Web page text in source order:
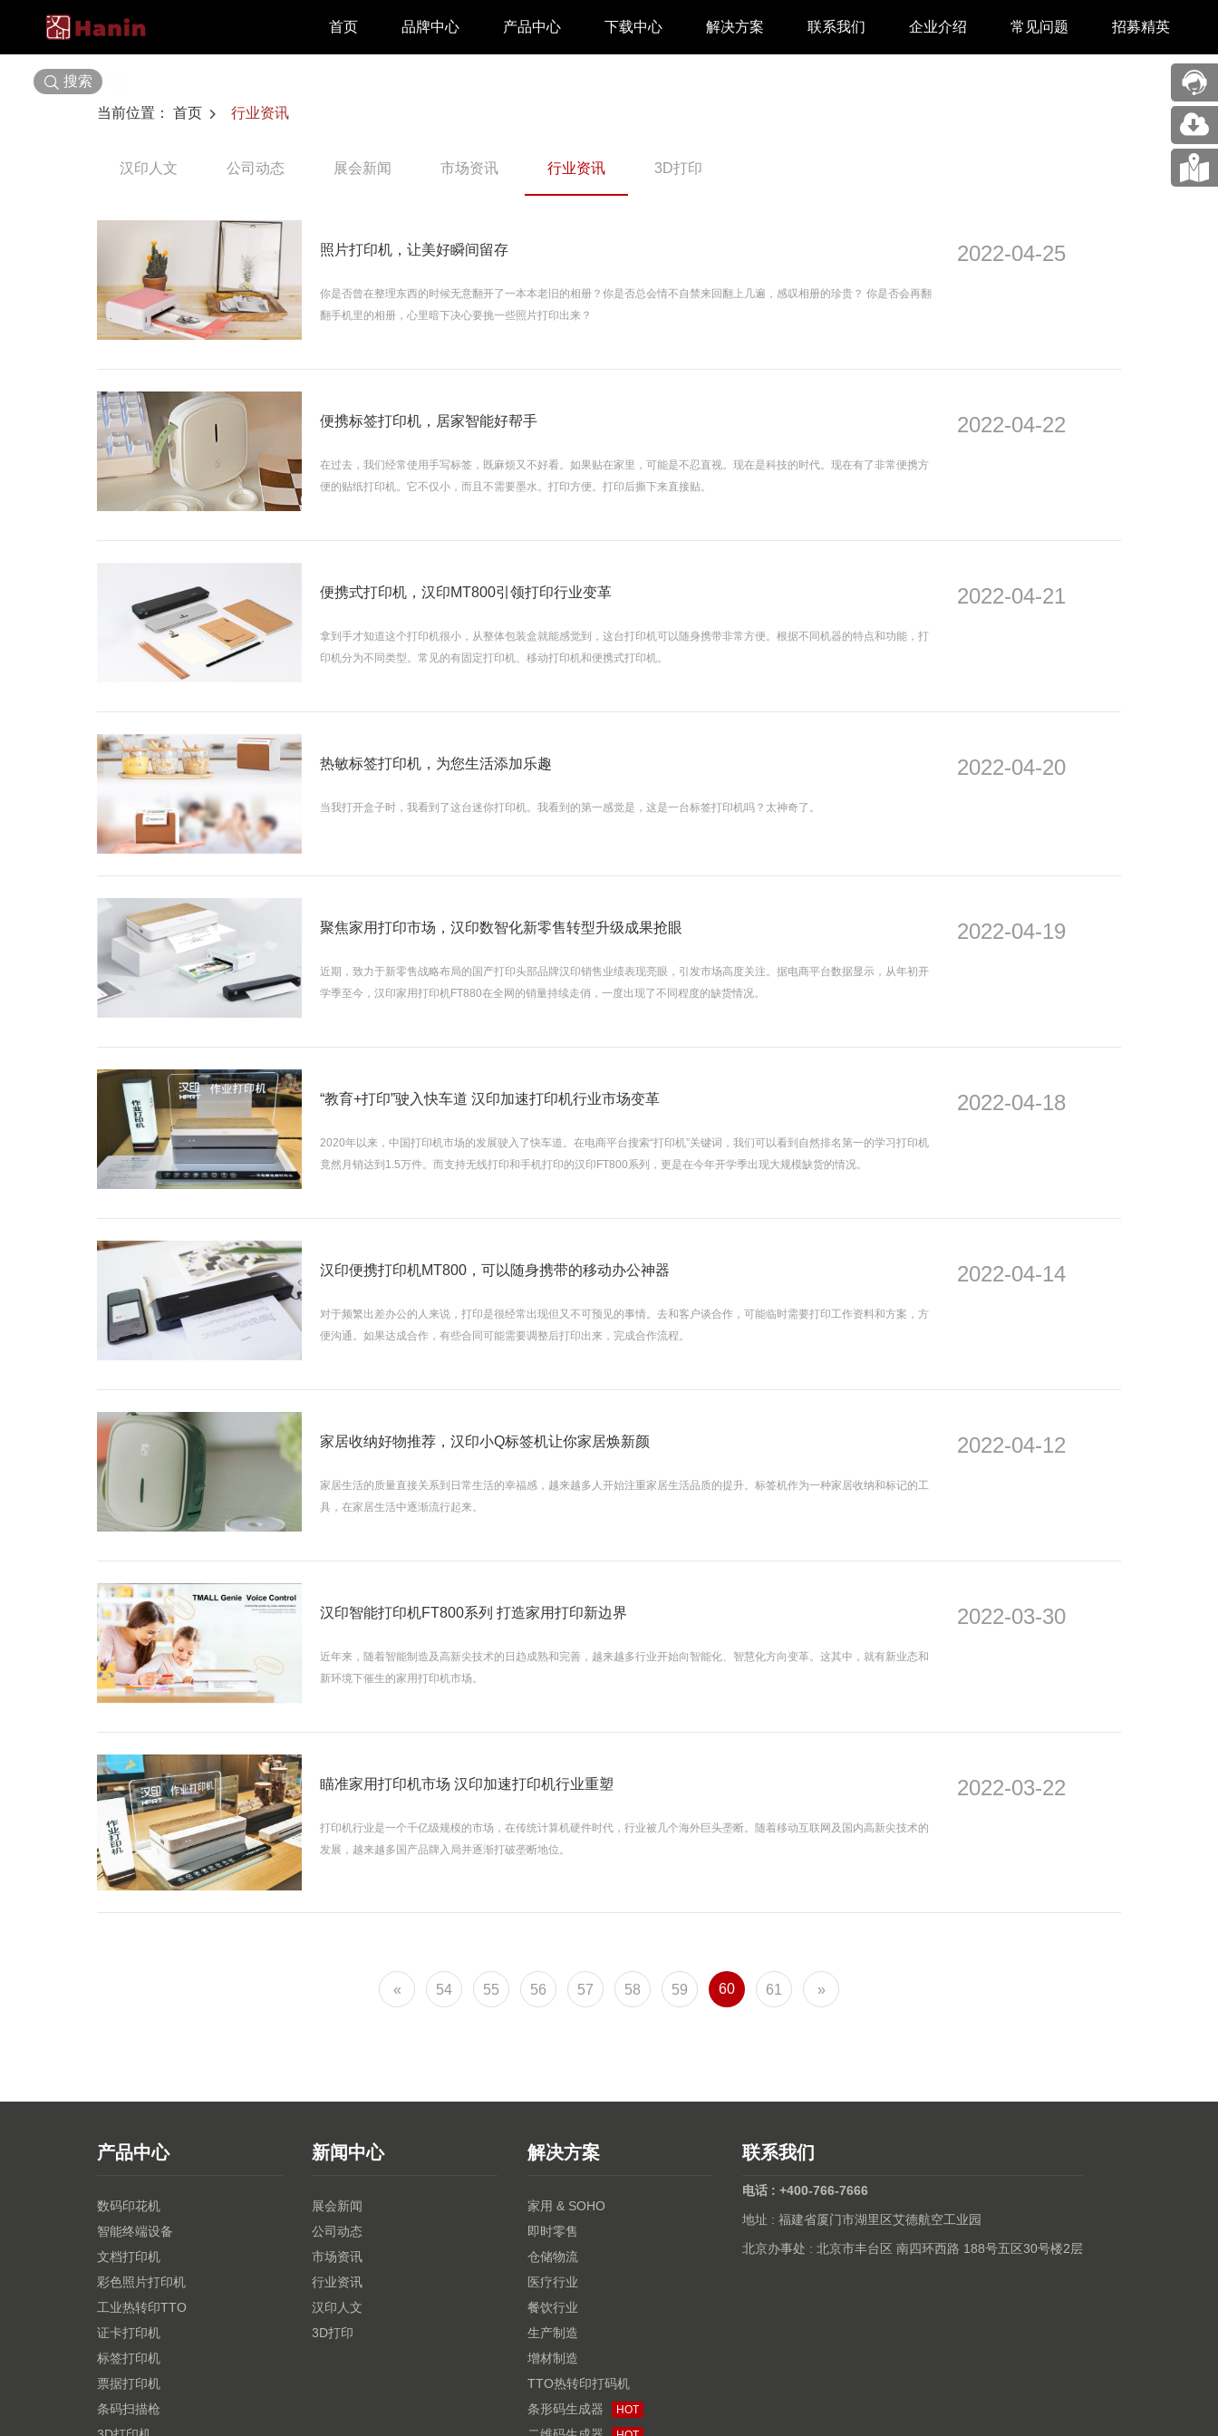
首页 品牌中心 产品中心 下载中心
汉印管家
汉码标签软件
解决方案
生产制造
联系我们 企业介绍
汉印人文
公司动态
行业资讯
3D打印
常见问题 招募精英
搜索
当前位置： 首页 行业资讯
汉印人文 公司动态 展会新闻 市场资讯 行业资讯 3D打印
2022-04-25
照片打印机，让美好瞬间留存
你是否曾在整理东西的时候无意翻开了一本本老旧的相册？你是否总会情不自禁来回翻上几遍，感叹相册的珍贵？ 你是否会再翻
翻手机里的相册，心里暗下决心要挑一些照片打印出来？
2022-04-22
便携标签打印机，居家智能好帮手
在过去，我们经常使用手写标签，既麻烦又不好看。如果贴在家里，可能是不忍直视。现在是科技的时代。现在有了非常便携方
便的贴纸打印机。它不仅小，而且不需要墨水。打印方便。打印后撕下来直接贴。
2022-04-21
便携式打印机，汉印MT800引领打印行业变革
拿到手才知道这个打印机很小，从整体包装盒就能感觉到，这台打印机可以随身携带非常方便。根据不同机器的特点和功能，打
印机分为不同类型。常见的有固定打印机、移动打印机和便携式打印机。
2022-04-20
热敏标签打印机，为您生活添加乐趣
当我打开盒子时，我看到了这台迷你打印机。我看到的第一感觉是，这是一台标签打印机吗？太神奇了。
2022-04-19
聚焦家用打印市场，汉印数智化新零售转型升级成果抢眼
近期，致力于新零售战略布局的国产打印头部品牌汉印销售业绩表现亮眼，引发市场高度关注。据电商平台数据显示，从年初开
学季至今，汉印家用打印机FT880在全网的销量持续走俏，一度出现了不同程度的缺货情况。
2022-04-18
“教育+打印”驶入快车道 汉印加速打印机行业市场变革
2020年以来，中国打印机市场的发展驶入了快车道。在电商平台搜索“打印机”关键词，我们可以看到自然排名第一的学习打印机
竟然月销达到1.5万件。而支持无线打印和手机打印的汉印FT800系列，更是在今年开学季出现大规模缺货的情况。
2022-04-14
汉印便携打印机MT800，可以随身携带的移动办公神器
对于频繁出差办公的人来说，打印是很经常出现但又不可预见的事情。去和客户谈合作，可能临时需要打印工作资料和方案，方
便沟通。如果达成合作，有些合同可能需要调整后打印出来，完成合作流程。
2022-04-12
家居收纳好物推荐，汉印小Q标签机让你家居焕新颜
家居生活的质量直接关系到日常生活的幸福感，越来越多人开始注重家居生活品质的提升。标签机作为一种家居收纳和标记的工
具，在家居生活中逐渐流行起来。
2022-03-30
汉印智能打印机FT800系列 打造家用打印新边界
近年来，随着智能制造及高新尖技术的日趋成熟和完善，越来越多行业开始向智能化、智慧化方向变革。这其中，就有新业态和
新环境下催生的家用打印机市场。
2022-03-22
瞄准家用打印机市场 汉印加速打印机行业重塑
打印机行业是一个千亿级规模的市场，在传统计算机硬件时代，行业被几个海外巨头垄断。随着移动互联网及国内高新尖技术的
发展，越来越多国产品牌入局并逐渐打破垄断地位。
« 54 55 56 57 58 59 60 61 »
产品中心
数码印花机
智能终端设备
文档打印机
彩色照片打印机
工业热转印TTO
证卡打印机
标签打印机
票据打印机
条码扫描枪
新闻中心
展会新闻
公司动态
市场资讯
行业资讯
汉印人文
3D打印
解决方案
家用 & SOHO
即时零售
仓储物流
医疗行业
餐饮行业
生产制造
增材制造
TTO热转印打码机
条形码生成器
HOT
联系我们
电话 : +400-766-7666
地址 : 福建省厦门市湖里区艾德航空工业园
北京办事处 : 北京市丰台区 南四环西路 188号五区30号楼2层